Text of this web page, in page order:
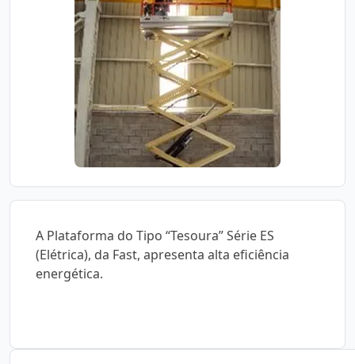
A Plataforma do Tipo “Tesoura” Série ES
(Elétrica), da Fast, apresenta alta eficiência
energética.